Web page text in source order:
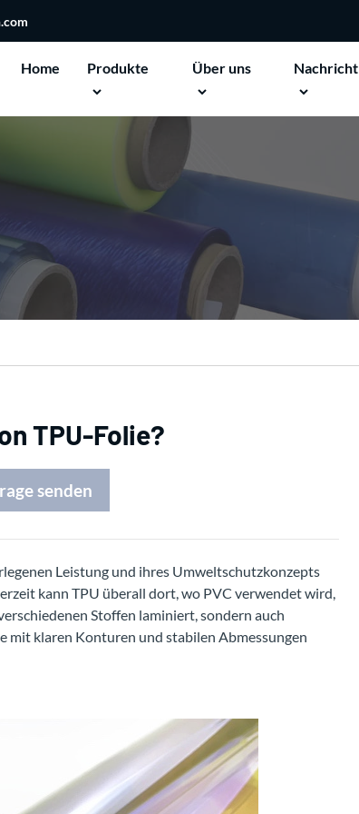
Home Produkte Über uns Nachricht
TPU-Folie?
senden
Leistung und ihres Umweltschutzkonzepts
kann TPU überall dort, wo PVC verwendet wird,
Stoffen laminiert, sondern auch
klaren Konturen und stabilen Abmessungen